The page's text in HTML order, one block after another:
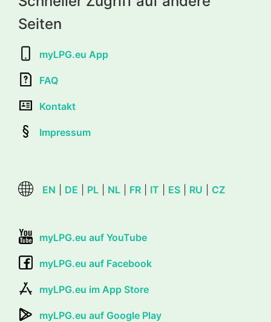
Seiten
myLPG.eu App
FAQ
Kontakt
Impressum
EN DE PL NL FR IT ES RU CZ
myLPG.eu auf YouTube
myLPG.eu auf Facebook
myLPG.eu im App Store
myLPG.eu auf Google Play